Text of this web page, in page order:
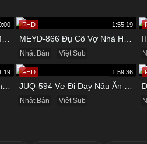
Nhật Bản Việt Sub
FHD 1:55:19
Nhật Bản Việt Sub
FHD 1:59:36